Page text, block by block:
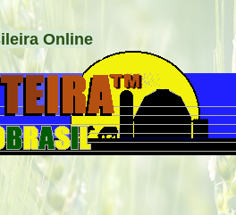
Online